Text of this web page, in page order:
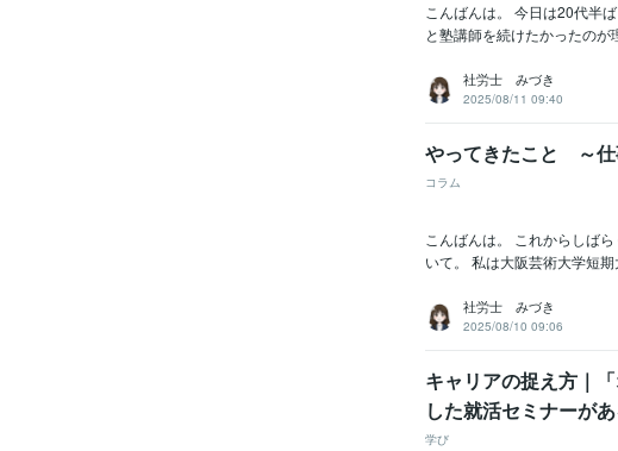
こんばんは。 今日は20代半
と塾講師を続けたかったの
社労士 みづき
2025/08/11 09:40
やってきたこと ～
コラム
こんばんは。 これからしば
いて。 私は大阪芸術大学短
社労士 みづき
2025/08/10 09:06
キャリアの捉え方｜
した就活セミナーが
学び